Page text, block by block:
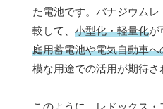
た電池です。バナジウム
較して、 小型化・軽量化が
庭用蓄電池や電気自動車へ
模な用途での活用が期待さ